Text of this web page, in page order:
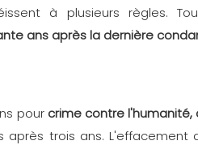
à plusieurs règles.
ans après la dernière
pour crime contre
trois ans.